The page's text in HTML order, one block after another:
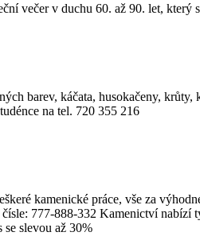
večer v duchu 60. až 90. let, který
barev, káčata, husokačeny,
na tel. 720 355 216
kamenické práce, vše za
777-888-332 Kamenictví
slevou až 30%